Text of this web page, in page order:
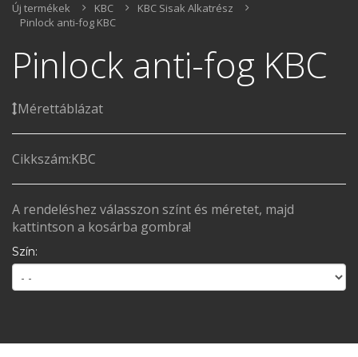
Új termékek KBC
KBC Sisak Alkatrész
Pinlock anti-fog KBC
Pinlock anti-fog KBC
Mérettáblázat
Cikkszám:KBC
A rendeléshez válasszon színt és méretet, majd
kattintson a kosárba gombra!
Szín: